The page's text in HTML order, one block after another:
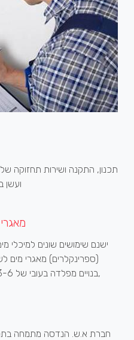
תכנון, התקנה ושירות תחזוקה
ועשן
ישנם שימושים שונים למיכלי
(ספרינקלרים) מאגרי מים
בנויים מפלדה בעובי של 3-6 מ"מ ועד 10 מ"מ,
חברת א.ש. הנדסה מתמחה